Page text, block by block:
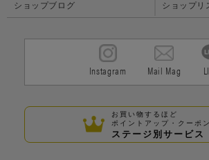
ショップブログ ショップリ
Instagram Mail Mag
お買い物するほど
ポイントアップ・クーポ
ステージ別サービス